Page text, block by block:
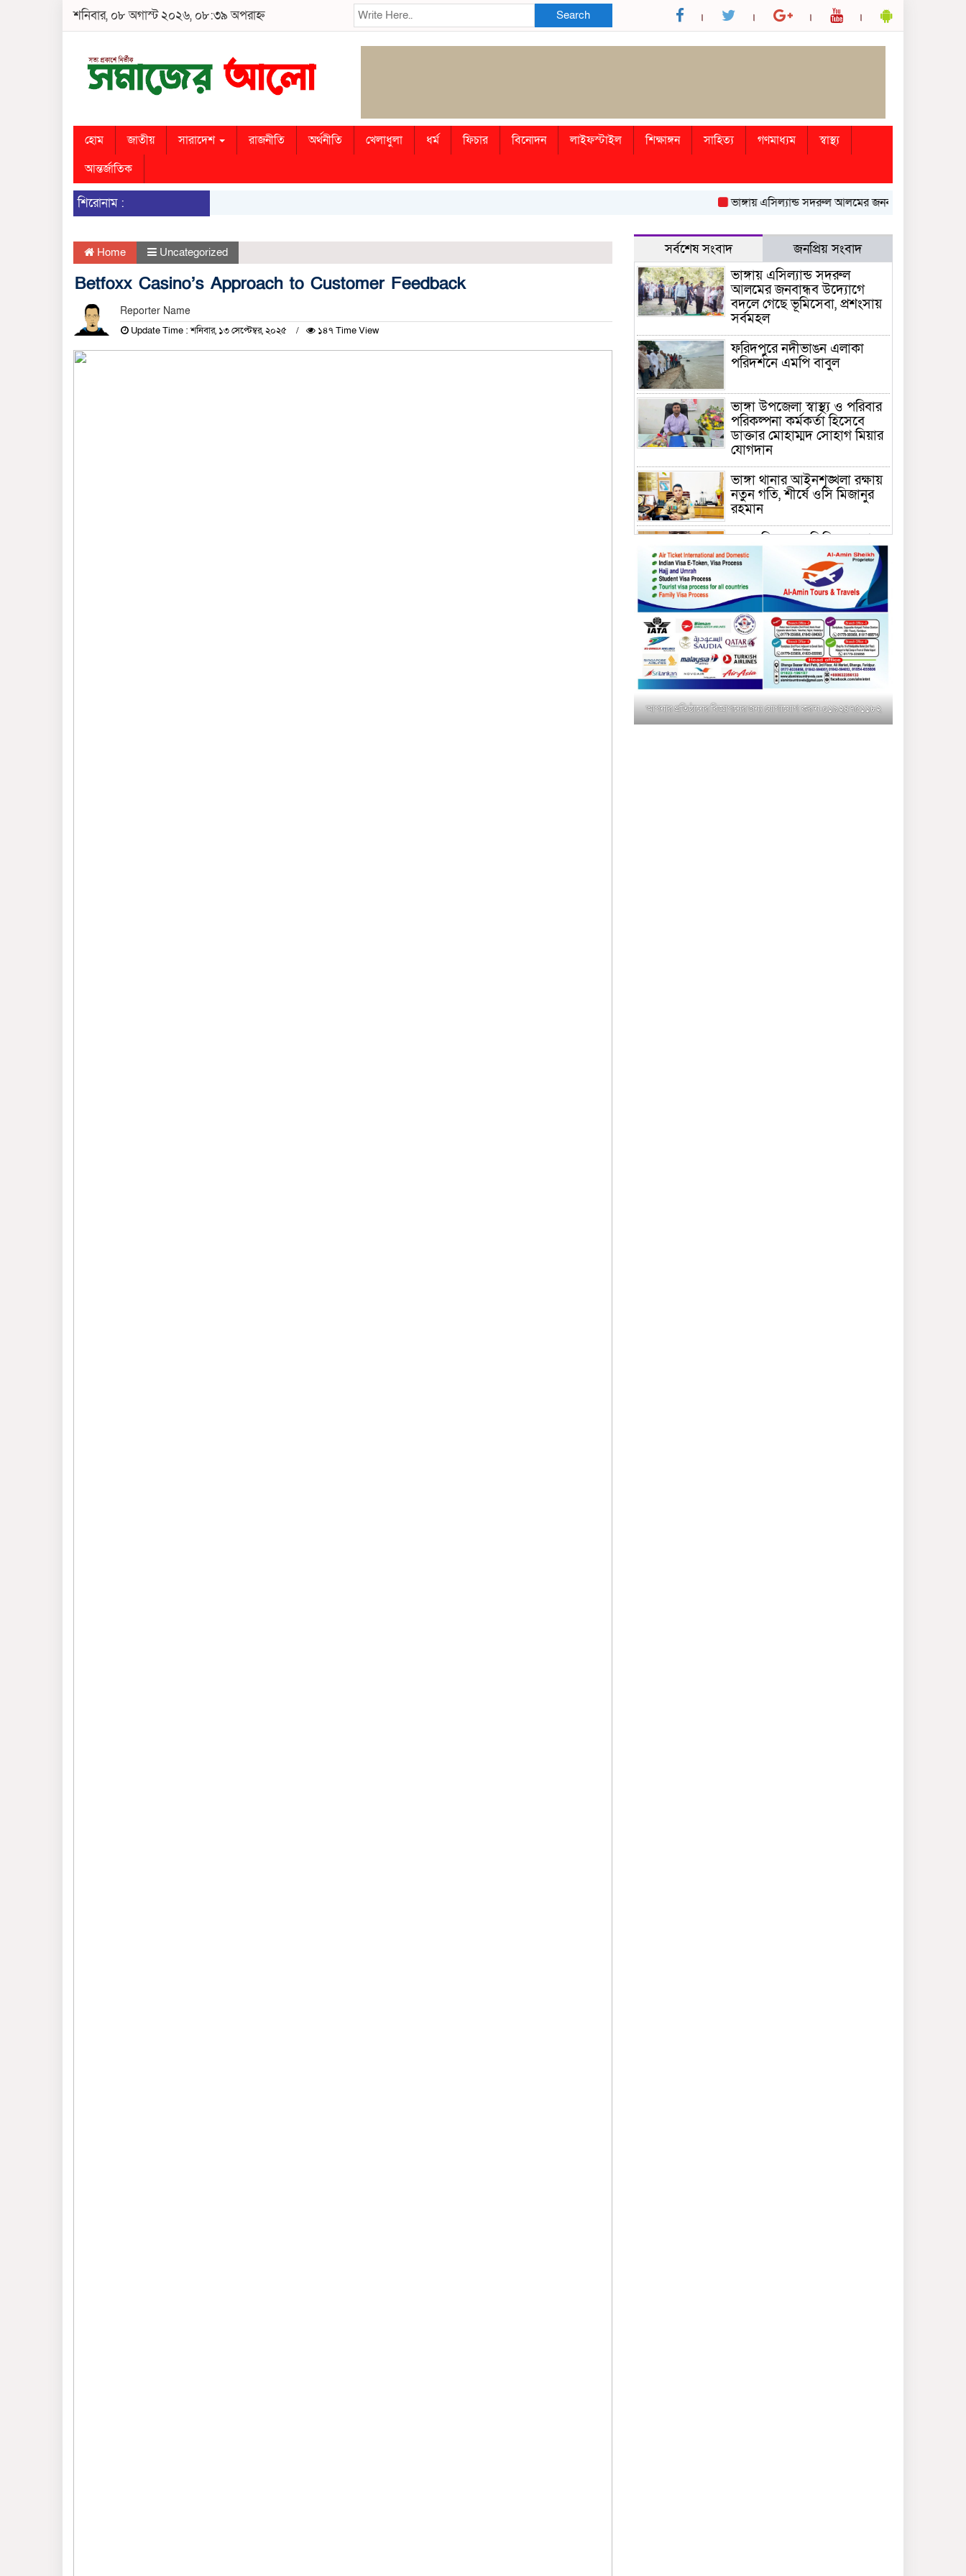
শনিবার, ০৮ অগাস্ট ২০২৬, ০৮:৩৯ অপরাহ্ন Search
হোম জাতীয় সারাদেশ রাজনীতি অর্থনীতি খেলাধুলা ধর্ম ফিচার বিনোদন লাইফস্টাইল শিক্ষাঙ্গন সাহিত্য গণমাধ্যম
স্বাস্থ্য
আন্তর্জাতিক
শিরোনাম : ভাঙ্গায় এসিল্যান্ড সদরুল আলমের জনবান্ধব উদ্যোগে বদলে
Home Uncategorized
Betfoxx Casino’s Approach to Customer Feedback
Reporter Name
Update Time : শনিবার, ১৩ সেপ্টেম্বর, ২০২৫ ১৪৭ Time View
সর্বশেষ সংবাদ জনপ্রিয় সংবাদ
ভাঙ্গায় এসিল্যান্ড সদরুল
আলমের জনবান্ধব উদ্যোগে
বদলে গেছে ভূমিসেবা, প্রশংসায়
সর্বমহল
ফরিদপুরে নদীভাঙন এলাকা
পরিদর্শনে এমপি বাবুল
ভাঙ্গা উপজেলা স্বাস্থ্য ও পরিবার
পরিকল্পনা কর্মকর্তা হিসেবে
ডাক্তার মোহাম্মদ সোহাগ মিয়ার
যোগদান
ভাঙ্গা থানার আইনশৃঙ্খলা রক্ষায়
নতুন গতি, শীর্ষে ওসি মিজানুর
রহমান
ময়মনসিংহের অতিরিক্ত জেলা
প্রশাসক (রাজস্ব) আজিম উদ্দিন
ভূমি মন্ত্রণালয়ে পদায়ন
সাবেক এমপির প্রেস সেক্রেটারি
রফিকের ক্ষমতার দাপট ও গণ-
অসন্তোষের তথ্য গায়েব করে
ত্রিশাল থানার সাজানো রিপোর্ট
মুক্তাগাছায় জুলাই শহীদ
সামিদের কবর জিয়ারত ও পৌর
কমিটির কার্যক্রম শুরু
শহিদুল ইসলাম বাবুলের হাত
আপনার প্রতিষ্ঠানের বিজ্ঞাপনের জন্য যোগাযোগ করুন-০১৯২৪৭৫১১৮২